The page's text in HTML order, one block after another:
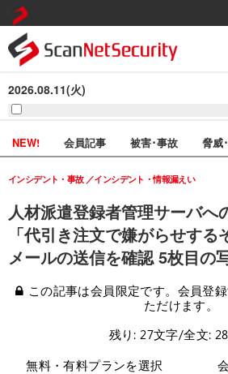
2026.08.11(火)
NEW! 会員記事 被害･事故 脅威
人材派遣登録者管理サーバへ
「代引き注文で嫌がらせす
メールの送信を確認 5枚目の
インシデント・事故 インシデント・情報漏えい
この記事は会員限定です。会員登
ただけます。
残り: 27文字/全文:
無料・有料プランを選択